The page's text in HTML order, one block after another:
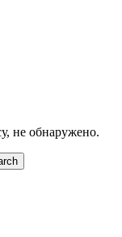
не обнаружено.